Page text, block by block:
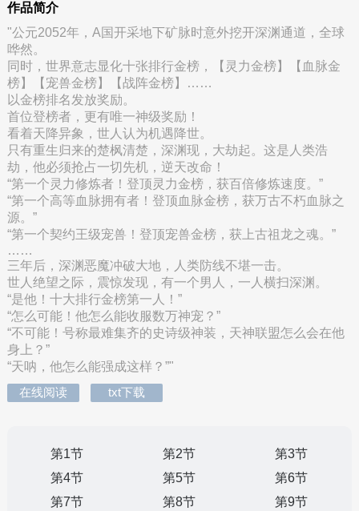
作品简介
"公元2052年，A国开采地下矿脉时意外挖开深渊通道，全球
哗然。
同时，世界意志显化十张排行金榜，【灵力金榜】【血脉金
榜】【宠兽金榜】【战阵金榜】……
以金榜排名发放奖励。
首位登榜者，更有唯一神级奖励！
看着天降异象，世人认为机遇降世。
只有重生归来的楚枫清楚，深渊现，大劫起。这是人类浩
劫，他必须抢占一切先机，逆天改命！
“第一个灵力修炼者！登顶灵力金榜，获百倍修炼速度。”
“第一个高等血脉拥有者！登顶血脉金榜，获万古不朽血脉之
源。”
“第一个契约王级宠兽！登顶宠兽金榜，获上古祖龙之魂。”
……
三年后，深渊恶魔冲破大地，人类防线不堪一击。
世人绝望之际，震惊发现，有一个男人，一人横扫深渊。
“是他！十大排行金榜第一人！”
“怎么可能！他怎么能收服数万神宠？”
“不可能！号称最难集齐的史诗级神装，天神联盟怎么会在他
身上？”
“天呐，他怎么能强成这样？”"
在线阅读
txt下载
第1节 第2节
第3节
第4节
第5节
第6节
第7节
第8节
第9节